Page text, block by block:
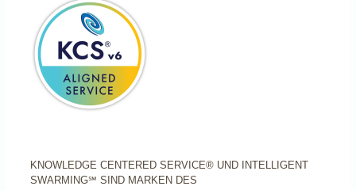
KNOWLEDGE CENTERED SERVICE® UND INTELLIGENT
SWARMING℠ SIND MARKEN DES